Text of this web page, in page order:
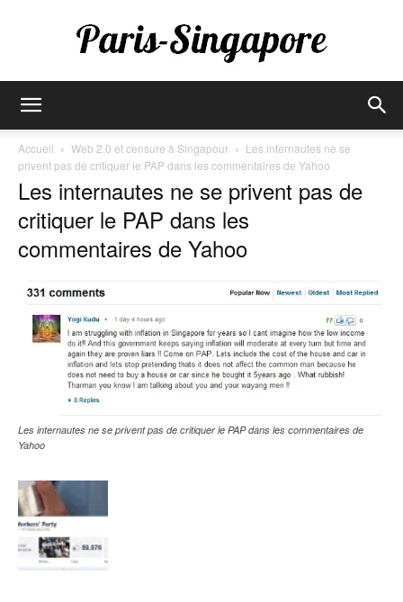
Singapore
Accueil Web 2.0 et censure à Singapour
Les internautes ne se
privent pas de critiquer le PAP dans les commentaires de Yahoo
Les internautes ne se privent pas de
critiquer le PAP dans les
commentaires de Yahoo
Les internautes ne se privent pas de critiquer le PAP dans les commentaires de
Yahoo